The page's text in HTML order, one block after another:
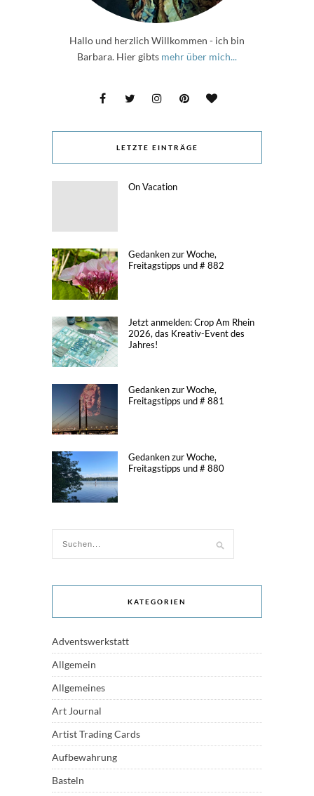
Hallo und herzlich Willkommen - ich bin
Barbara. Hier gibts mehr über mich...
LETZTE EINTRÄGE
On Vacation
Gedanken zur Woche,
Freitagstipps und # 882
Jetzt anmelden: Crop Am Rhein
2026, das Kreativ-Event des
Jahres!
Gedanken zur Woche,
Freitagstipps und # 881
Gedanken zur Woche,
Freitagstipps und # 880
KATEGORIEN
Adventswerkstatt
Allgemein
Allgemeines
Art Journal
Artist Trading Cards
Aufbewahrung
Basteln